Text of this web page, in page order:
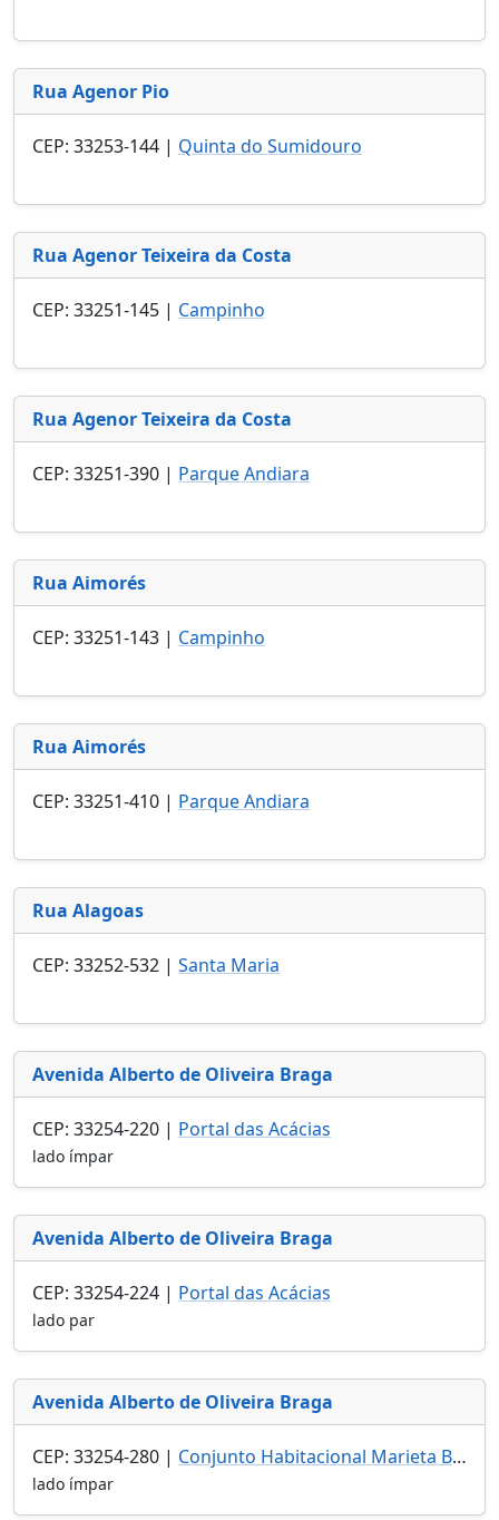
Rua Agenor Pio
CEP: 33253-144 | Quinta do Sumidouro
Rua Agenor Teixeira da Costa
CEP: 33251-145 | Campinho
Rua Agenor Teixeira da Costa
CEP: 33251-390 | Parque Andiara
Rua Aimorés
CEP: 33251-143 | Campinho
Rua Aimorés
CEP: 33251-410 | Parque Andiara
Rua Alagoas
CEP: 33252-532 | Santa Maria
Avenida Alberto de Oliveira Braga
CEP: 33254-220 | Portal das Acácias
lado ímpar
Avenida Alberto de Oliveira Braga
CEP: 33254-224 | Portal das Acácias
lado par
Avenida Alberto de Oliveira Braga
CEP: 33254-280 | Conjunto Habitacional Marieta Batista Sales
lado ímpar